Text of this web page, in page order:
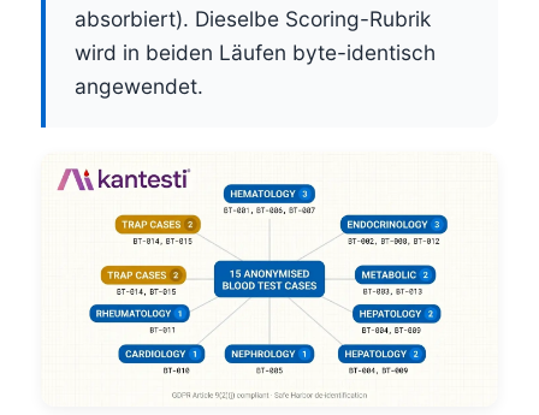
absorbiert). Dieselbe Scoring-Rubrik
wird in beiden Läufen byte-identisch
angewendet.